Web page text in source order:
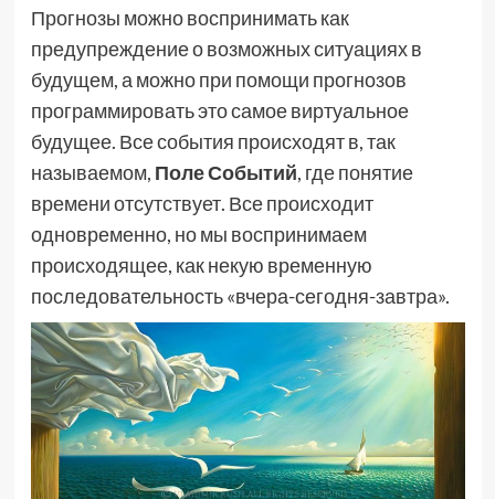
Прогнозы можно воспринимать как
предупреждение о возможных ситуациях в
будущем, а можно при помощи прогнозов
программировать это самое виртуальное
будущее. Все события происходят в, так
называемом, Поле Событий, где понятие
времени отсутствует. Все происходит
одновременно, но мы воспринимаем
происходящее, как некую временную
последовательность «вчера-сегодня-завтра».